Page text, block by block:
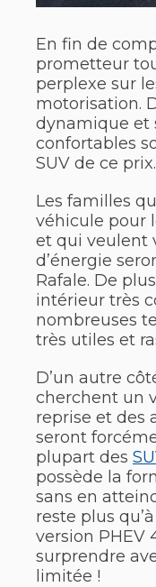
En fin de
prometteur
perplexe sur
motorisation.
dynamique et
confortables
SUV de ce prix.
Les familles
véhicule pour
et qui veulent
d’énergie
Rafale. De
intérieur très
nombreuses
très utiles et
D’un autre
cherchent un
reprise et des
seront
plupart des
possède la
sans en
reste plus
version PHEV
surprendre
limitée !